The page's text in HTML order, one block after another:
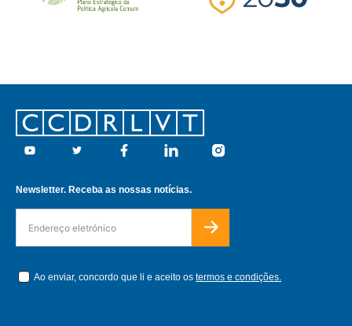
Footer
Youtube Twitter Facebook Linkedin Instagram
Newsletter. Receba as nossas notícias.
Ao enviar, concordo que li e aceito os termos e condições.